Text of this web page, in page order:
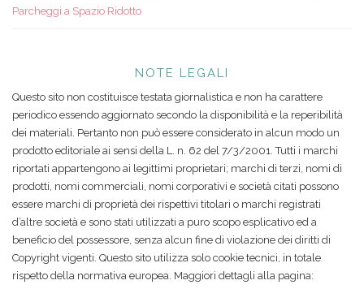
Parcheggi a Spazio Ridotto
NOTE LEGALI
Questo sito non costituisce testata giornalistica e non ha carattere
periodico essendo aggiornato secondo la disponibilità e la reperibilità
dei materiali. Pertanto non può essere considerato in alcun modo un
prodotto editoriale ai sensi della L. n. 62 del 7/3/2001. Tutti i marchi
riportati appartengono ai legittimi proprietari; marchi di terzi, nomi di
prodotti, nomi commerciali, nomi corporativi e società citati possono
essere marchi di proprietà dei rispettivi titolari o marchi registrati
d’altre società e sono stati utilizzati a puro scopo esplicativo ed a
beneficio del possessore, senza alcun fine di violazione dei diritti di
Copyright vigenti. Questo sito utilizza solo cookie tecnici, in totale
rispetto della normativa europea. Maggiori dettagli alla pagina: